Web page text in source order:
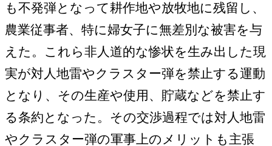
も不発弾となって耕作地や放牧地に残留し、
農業従事者、特に婦女子に無差別な被害を与
えた。これら非人道的な惨状を生み出した現
実が対人地雷やクラスター弾を禁止する運動
となり、その生産や使用、貯蔵などを禁止す
る条約となった。その交渉過程では対人地雷
やクラスター弾の軍事上のメリットも主張